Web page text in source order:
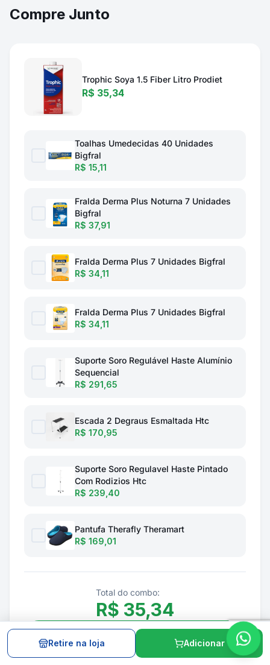
Compre Junto
Trophic Soya 1.5 Fiber Litro Prodiet
R$ 35,34
Toalhas Umedecidas 40 Unidades
Bigfral
R$ 15,11
Fralda Derma Plus Noturna 7 Unidades
Bigfral
R$ 37,91
Fralda Derma Plus 7 Unidades Bigfral
R$ 34,11
Fralda Derma Plus 7 Unidades Bigfral
R$ 34,11
Suporte Soro Regulável Haste Alumínio
Sequencial
R$ 291,65
Escada 2 Degraus Esmaltada Htc
R$ 170,95
Suporte Soro Regulavel Haste Pintado
Com Rodizios Htc
R$ 239,40
Pantufa Therafly Theramart
R$ 169,01
Total do combo:
R$ 35,34
Adicionar combo ao carrinho
Retire na loja
Adicionar